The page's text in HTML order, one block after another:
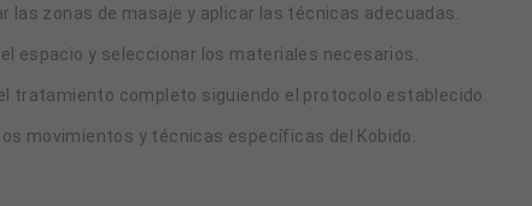
las zonas de masaje y aplicar las técnicas adecuadas.
espacio y seleccionar los materiales necesarios.
tratamiento completo siguiendo el protocolo establecido.
movimientos y técnicas específicas del Kobido.